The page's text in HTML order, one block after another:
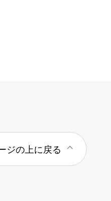
ジの上に戻る